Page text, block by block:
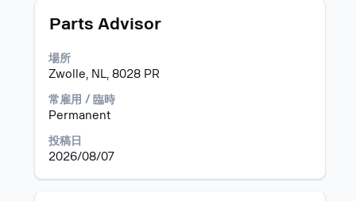
表
示
す
る
に
は、
Space
ー
で
選
タ
ト
ル
Parts Advisor
場所
Zwolle, NL, 8028 PR
常雇用 / 臨時
Permanent
投稿日
2026/08/07
求
情
報
全
コ
テ
ン
ツ